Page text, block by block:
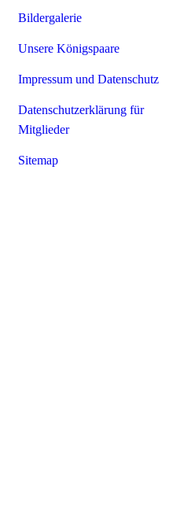
Bildergalerie
Unsere Königspaare
Impressum und Datenschutz
Datenschutzerklärung für
Mitglieder
Sitemap